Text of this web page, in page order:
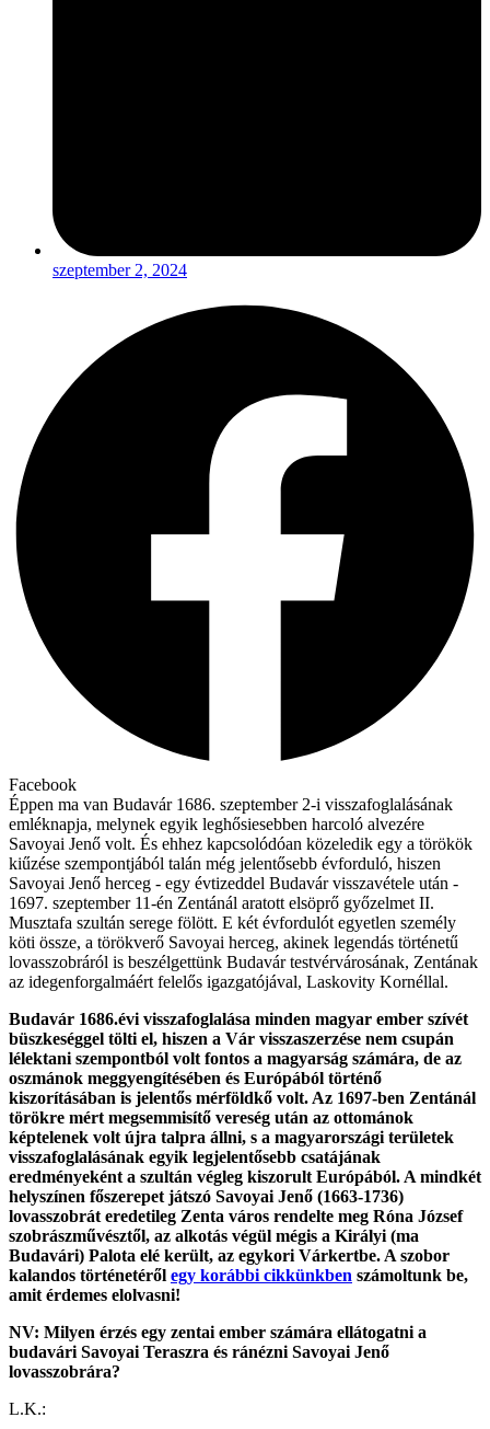
szeptember 2, 2024
Facebook
Éppen ma van Budavár 1686. szeptember 2-i visszafoglalásának
emléknapja, melynek egyik leghősiesebben harcoló alvezére
Savoyai Jenő volt. És ehhez kapcsolódóan közeledik egy a törökök
kiűzése szempontjából talán még jelentősebb évforduló, hiszen
Savoyai Jenő herceg - egy évtizeddel Budavár visszavétele után -
1697. szeptember 11-én Zentánál aratott elsöprő győzelmet II.
Musztafa szultán serege fölött. E két évfordulót egyetlen személy
köti össze, a törökverő Savoyai herceg, akinek legendás történetű
lovasszobráról is beszélgettünk Budavár testvérvárosának, Zentának
az idegenforgalmáért felelős igazgatójával, Laskovity Kornéllal.
Budavár 1686.évi visszafoglalása minden magyar ember szívét
büszkeséggel tölti el, hiszen a Vár visszaszerzése nem csupán
lélektani szempontból volt fontos a magyarság számára, de az
oszmánok meggyengítésében és Európából történő
kiszorításában is jelentős mérföldkő volt. Az 1697-ben Zentánál
törökre mért megsemmisítő vereség után az ottománok
képtelenek volt újra talpra állni, s a magyarországi területek
visszafoglalásának egyik legjelentősebb csatájának
eredményeként a szultán végleg kiszorult Európából. A mindkét
helyszínen főszerepet játszó Savoyai Jenő (1663-1736)
lovasszobrát eredetileg Zenta város rendelte meg Róna József
szobrászművésztől, az alkotás végül mégis a Királyi (ma
Budavári) Palota elé került, az egykori Várkertbe. A szobor
kalandos történetéről egy korábbi cikkünkben számoltunk be,
amit érdemes elolvasni!
NV: Milyen érzés egy zentai ember számára ellátogatni a
budavári Savoyai Teraszra és ránézni Savoyai Jenő
lovasszobrára?
L.K.: